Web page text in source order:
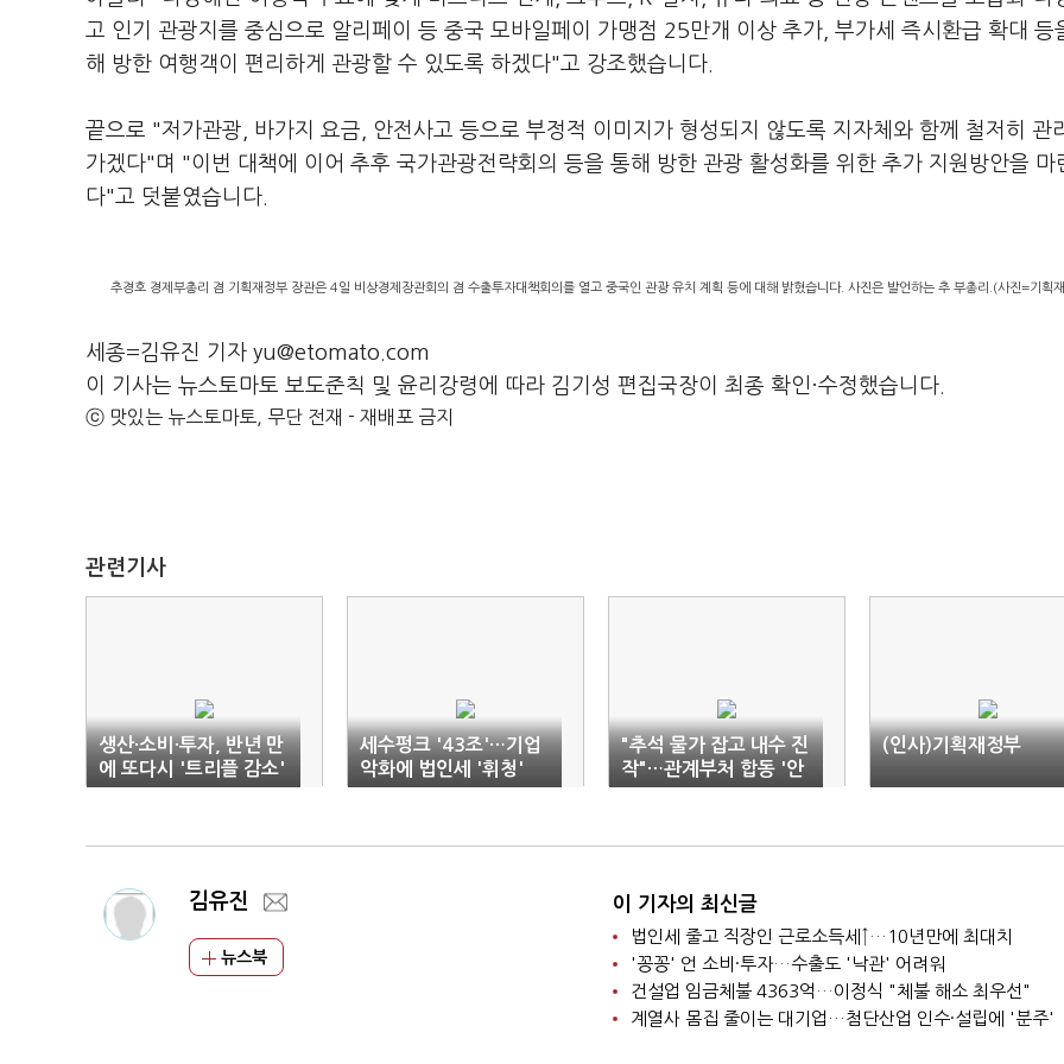
고 인기 관광지를 중심으로 알리페이 등 중국 모바일페이 가맹점 25만개 이상 추가, 부가세 즉시환급 확대 등
해 방한 여행객이 편리하게 관광할 수 있도록 하겠다"고 강조했습니다.
끝으로 "저가관광, 바가지 요금, 안전사고 등으로 부정적 이미지가 형성되지 않도록 지자체와 함께 철저히 관
가겠다"며 "이번 대책에 이어 추후 국가관광전략회의 등을 통해 방한 관광 활성화를 위한 추가 지원방안을 마
다"고 덧붙였습니다.
추경호 경제부총리 겸 기획재정부 장관은 4일 비상경제장관회의 겸 수출투자대책회의를 열고 중국인 관광 유치 계획 등에 대해 밝혔습니다. 사진은 발언하는 추 부총리.(사진=기획
세종=김유진 기자 yu@etomato.com
이 기사는 뉴스토마토 보도준칙 및 윤리강령에 따라 김기성 편집국장이 최종 확인·수정했습니다.
ⓒ 맛있는 뉴스토마토, 무단 전재 - 재배포 금지
관련기사
생산·소비·투자, 반년 만
에 또다시 '트리플 감소'
세수펑크 '43조'…기업
악화에 법인세 '휘청'
"추석 물가 잡고 내수 진
작"…관계부처 합동 '안
간힘'
(인사)기획재정부
김유진
뉴스북
이 기자의 최신글
법인세 줄고 직장인 근로소득세↑…10년만에 최대치
'꽁꽁' 언 소비·투자…수출도 '낙관' 어려워
건설업 임금체불 4363억…이정식 "체불 해소 최우선"
계열사 몸집 줄이는 대기업…첨단산업 인수·설립에 '분주'